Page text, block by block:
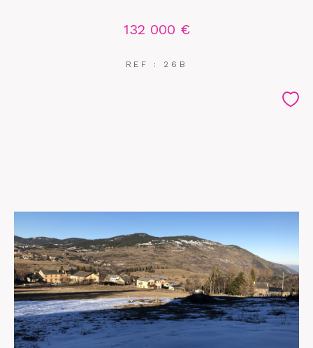
132 000 €
REF : 26B